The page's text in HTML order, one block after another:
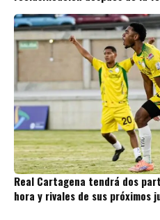
Real Cartagena tendrá dos
hora y rivales de sus próximos